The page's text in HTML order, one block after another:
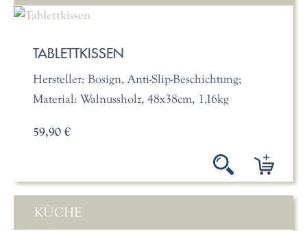
TABLETTKISSEN
Hersteller: Bosign, Anti-Slip-Beschichtung;
Material: Walnussholz, 48x38cm, 1,16kg
59,90 €
KÜCHE